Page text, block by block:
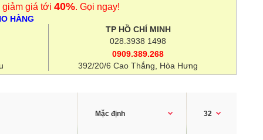
giảm giá tới 40%. Gọi ngay!
HÀNG
TP HỒ CHÍ MINH
028.3938 1498
0909.389.268
392/20/6 Cao Thắng, Hòa Hưng